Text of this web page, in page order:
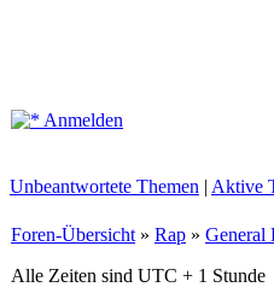
Anmelden
Unbeantwortete Themen | Aktive
Foren-Übersicht » Rap » General
Alle Zeiten sind UTC + 1 Stunde